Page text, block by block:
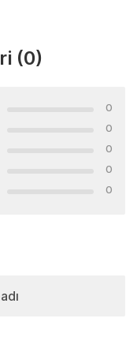
(0)
0
0
0
0
0